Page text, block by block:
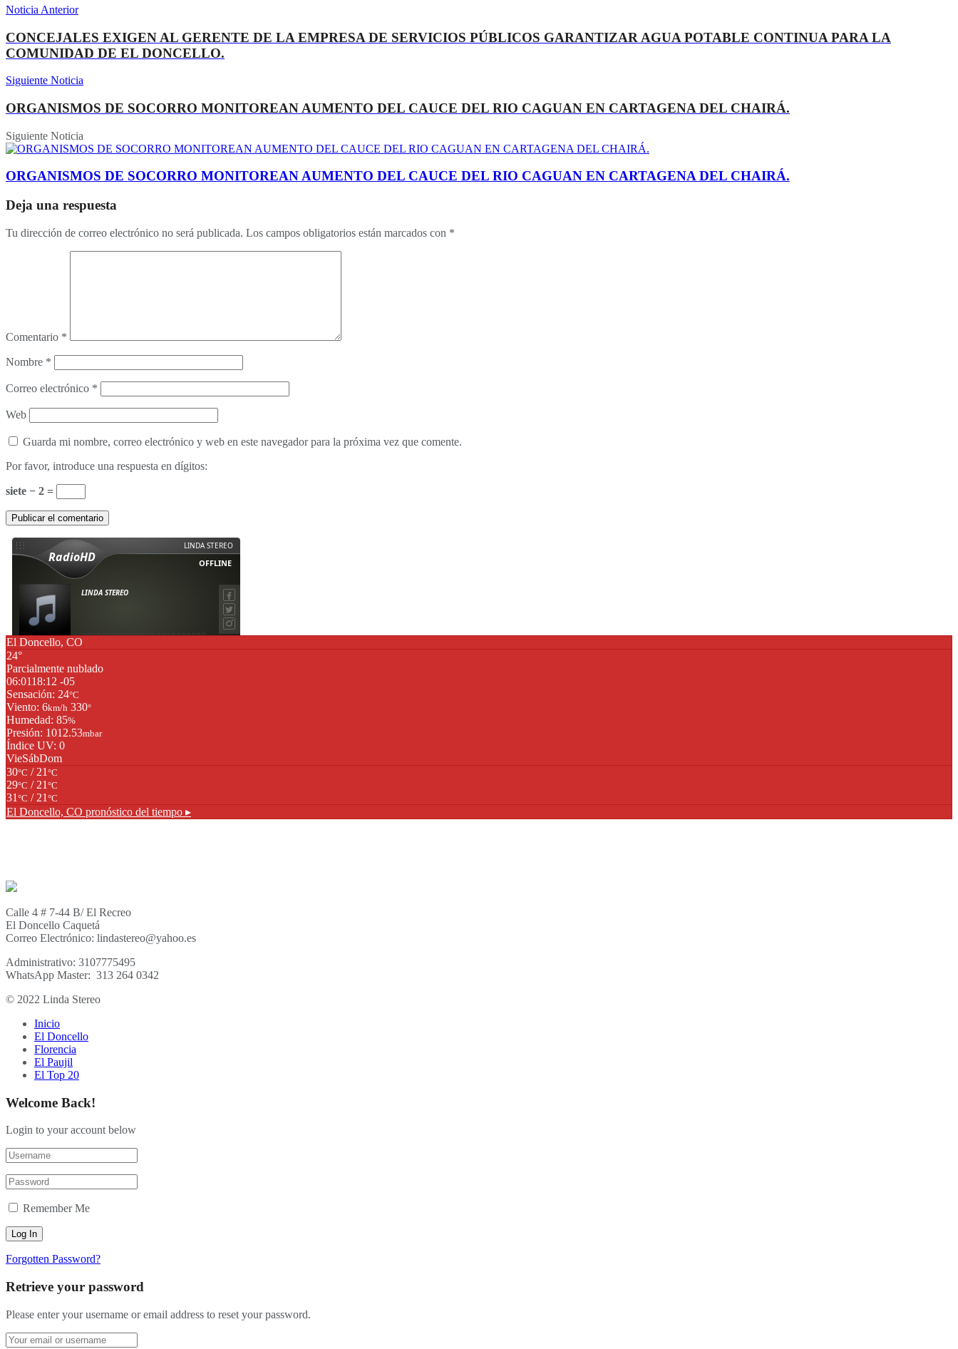
Noticia Anterior
CONCEJALES EXIGEN AL GERENTE DE LA EMPRESA DE SERVICIOS PÚBLICOS GARANTIZAR AGUA POTABLE CONTINUA PARA LA
COMUNIDAD DE EL DONCELLO.
Siguiente Noticia
ORGANISMOS DE SOCORRO MONITOREAN AUMENTO DEL CAUCE DEL RIO CAGUAN EN CARTAGENA DEL CHAIRÁ.
Siguiente Noticia
ORGANISMOS DE SOCORRO MONITOREAN AUMENTO DEL CAUCE DEL RIO CAGUAN EN CARTAGENA DEL CHAIRÁ.
Deja una respuesta
Tu dirección de correo electrónico no será publicada. Los campos obligatorios están marcados con *
Comentario *
Nombre *
Correo electrónico *
Web
Guarda mi nombre, correo electrónico y web en este navegador para la próxima vez que comente.
Por favor, introduce una respuesta en dígitos:
siete − 2 =
El Doncello, CO
24°
Parcialmente nublado
06:0118:12 -05
Sensación: 24°C
Viento: 6km/h 330°
Humedad: 85%
Presión: 1012.53mbar
Índice UV: 0
VieSábDom
30°C / 21 °C
29°C / 21 °C
31 °C / 21 °C
El Doncello, CO pronóstico del tiempo ▸
Calle 4 # 7-44 B/ El Recreo
El Doncello Caquetá
Correo Electrónico: lindastereo@yahoo.es
Administrativo: 3107775495
WhatsApp Master: 313 264 0342
© 2022 Linda Stereo
Inicio
El Doncello
Florencia
El Paujil
El Top 20
Welcome Back!
Login to your account below
Remember Me
Forgotten Password?
Retrieve your password
Please enter your username or email address to reset your password.